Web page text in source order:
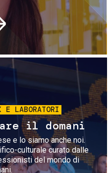
Immagine
E LABORATORI
il domani
e lo siamo anche noi.
culturale curato dalle
del mondo di